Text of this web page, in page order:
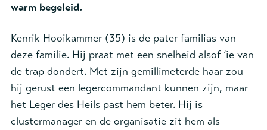
warm begeleid.
Kenrik Hooikammer (35) is de pater familias van
deze familie. Hij praat met een snelheid alsof ‘ie van
de trap dondert. Met zijn gemillimeterde haar zou
hij gerust een legercommandant kunnen zijn, maar
het Leger des Heils past hem beter. Hij is
clustermanager en de organisatie zit hem als